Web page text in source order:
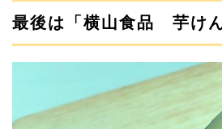
最後は「横山食品 芋けん